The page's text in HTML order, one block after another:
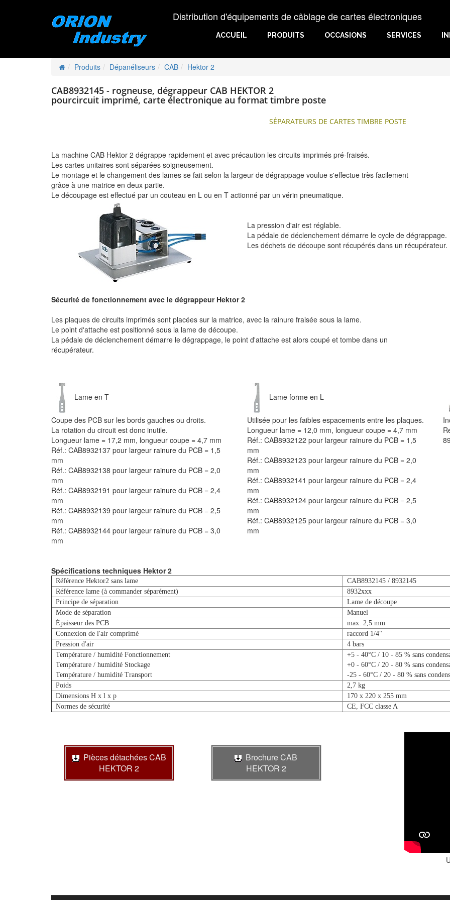
Distribution d'équipements de câblage de cartes électroniques
ACCUEIL PRODUITS OCCASIONS SERVICES
Produits Dépanéliseurs CAB Hektor 2
CAB8932145 - rogneuse, dégrappeur CAB HEKTOR 2
pourcircuit imprimé, carte électronique au format timbre poste
SÉPARATEURS DE CARTES TIMBRE POSTE
La machine CAB Hektor 2 dégrappe rapidement et avec précaution les circuits imprimés pré-fraisés.
Les cartes unitaires sont séparées soigneusement.
Le montage et le changement des lames se fait selon la largeur de dégrappage voulue s'effectue très facilement
grâce à une matrice en deux partie.
Le découpage est effectué par un couteau en L ou en T actionné par un vérin pneumatique.
La pression d'air est réglable.
La pédale de déclenchement démarre le cycle de dégrappage.
Les déchets de découpe sont récupérés dans un récupérateur.
Sécurité de fonctionnement avec le dégrappeur Hektor 2
Les plaques de circuits imprimés sont placées sur la matrice, avec la rainure fraisée sous la lame.
Le point d'attache est positionné sous la lame de découpe.
La pédale de déclenchement démarre le dégrappage, le point d'attache est alors coupé et tombe dans un
récupérateur.
Lame en T
Coupe des PCB sur les bords gauches ou droits.
La rotation du circuit est donc inutile.
Longueur lame = 17,2 mm, longueur coupe = 4,7 mm
Réf.: CAB8932137 pour largeur rainure du PCB = 1,5
mm
Réf.: CAB8932138 pour largeur rainure du PCB = 2,0
mm
Réf.: CAB8932191 pour largeur rainure du PCB = 2,4
mm
Réf.: CAB8932139 pour largeur rainure du PCB = 2,5
mm
Réf.: CAB8932144 pour largeur rainure du PCB = 3,0
mm
Lame forme en L
Utilisée pour les faibles espacements entre les plaques.
Longueur lame = 12,0 mm, longueur coupe = 4,7 mm
Réf.: CAB8932122 pour largeur rainure du PCB = 1,5
mm
Réf.: CAB8932123 pour largeur rainure du PCB = 2,0
mm
Réf.: CAB8932141 pour largeur rainure du PCB = 2,4
mm
Réf.: CAB8932124 pour largeur rainure du PCB = 2,5
mm
Réf.: CAB8932125 pour largeur rainure du PCB = 3,0
mm
Spécifications techniques Hektor 2
Référence Hektor2 sans lame
CAB8932145 / 8932145
Référence lame (à commander séparément)
8932xxx
Principe de séparation
Lame de découpe
Mode de séparation
Manuel
Épaisseur des PCB
max. 2,5 mm
Connexion de l'air comprimé
raccord 1/4"
Pression d'air
4 bars
Température / humidité Fonctionnement
Température / humidité Stockage
Température / humidité Transport
+5 - 40°C / 10 - 85 % sans
+0 - 60°C / 20 - 80 % sans
-25 - 60°C / 20 - 80 % sans
Poids
2,7 kg
Dimensions H x l x p
170 x 220 x 255 mm
Normes de sécurité
CE, FCC classe A
Pièces détachées CAB
HEKTOR 2
Brochure CAB
HEKTOR 2